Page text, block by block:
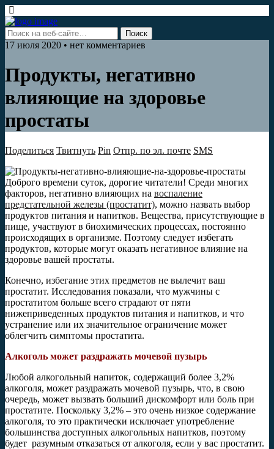
17 июля 2020 • нет комментариев
Продукты, негативно
влияющие на здоровье
простаты
Поделиться Твитнуть Pin Отпр. по эл. почте SMS
Доброго времени суток, дорогие читатели! Среди многих
факторов, негативно влияющих на воспаление
предстательной железы (простатит), можно назвать выбор
продуктов питания и напитков. Вещества, присутствующие в
пище, участвуют в биохимических процессах, постоянно
происходящих в организме. Поэтому следует избегать
продуктов, которые могут оказать негативное влияние на
здоровье вашей простаты.
Конечно, избегание этих предметов не вылечит ваш
простатит. Исследования показали, что мужчины с
простатитом больше всего страдают от пяти
нижеприведенных продуктов питания и напитков, и что
устранение или их значительное ограничение может
облегчить симптомы простатита.
Алкоголь может раздражать мочевой пузырь
Любой алкогольный напиток, содержащий более 3,2%
алкоголя, может раздражать мочевой пузырь, что, в свою
очередь, может вызвать больший дискомфорт или боль при
простатите. Поскольку 3,2% – это очень низкое содержание
алкоголя, то это практически исключает употребление
большинства доступных алкогольных напитков, поэтому
будет разумным отказаться от алкоголя, если у вас простатит.